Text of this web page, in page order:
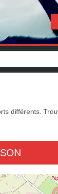
différents.